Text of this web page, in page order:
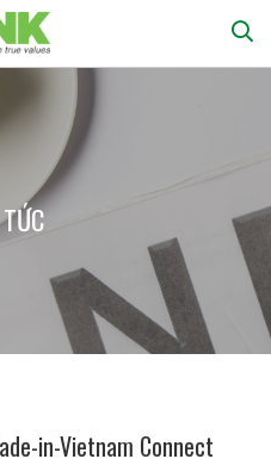
in-Vietnam Connect